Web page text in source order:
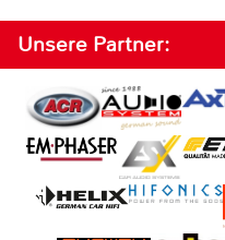
Unsere Partner: